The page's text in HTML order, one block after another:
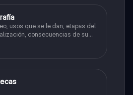
usos que se le dan, etapas del
consecuencias de su
en el mundo, y más. Con
10 en mi examen ✨